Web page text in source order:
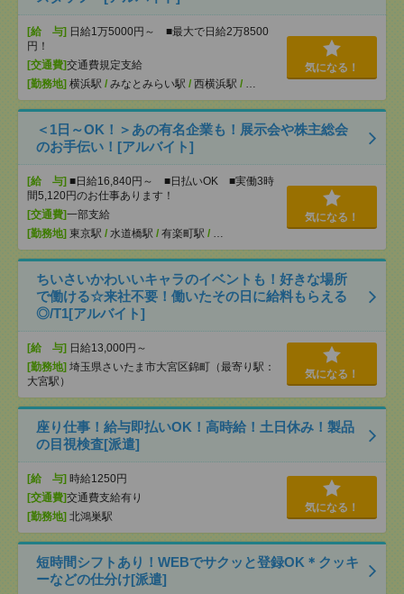
[給 与] 日給1万5000円～ ■最大で日給2万8500
円！
[交通費]交通費規定支給
[勤務地] 横浜駅 / みなとみらい駅 / 西横浜駅 / …
気になる！
＜1日～OK！＞あの有名企業も！展示会や株主総会
のお手伝い！[アルバイト]
[給 与] ■日給16,840円～ ■日払いOK ■実働3時
間5,120円のお仕事あります！
[交通費]一部支給
[勤務地] 東京駅 / 水道橋駅 / 有楽町駅 / …
気になる！
ちいさいかわいいキャラのイベントも！好きな場所
で働ける☆来社不要！働いたその日に給料もらえる
◎/T1[アルバイト]
[給 与] 日給13,000円～
[勤務地] 埼玉県さいたま市大宮区錦町（最寄り駅：
大宮駅）
気になる！
座り仕事！給与即払いOK！高時給！土日休み！製品
の目視検査[派遣]
[給 与] 時給1250円
[交通費]交通費支給有り
[勤務地] 北鴻巣駅
気になる！
短時間シフトあり！WEBでサクッと登録OK＊クッキ
ーなどの仕分け[派遣]